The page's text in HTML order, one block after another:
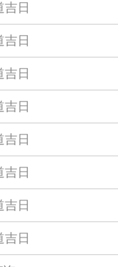
吉日
吉日
吉日
吉日
吉日
吉日
吉日
吉日